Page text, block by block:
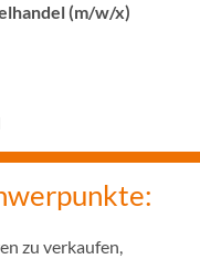
(m/w/x)
zu verkaufen,